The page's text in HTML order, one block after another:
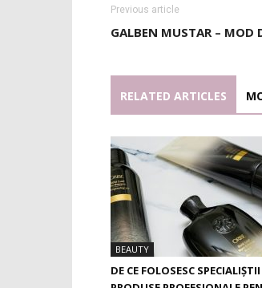
Previous article
GALBEN MUSTAR – MOD
RELATED ARTICLES
BEAUTY
DE CE FOLOSESC SPECIALIȘTII